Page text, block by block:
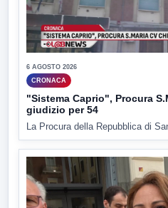
6 AGOSTO 2026
CRONACA
"Sistema Caprio", Procura
giudizio per 54
La Procura della Repubblica di